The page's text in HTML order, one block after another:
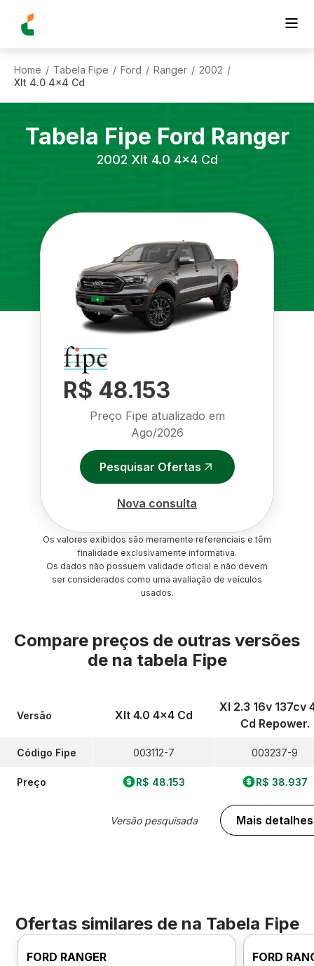
Home / Tabela Fipe / Ford / Ranger / 2002 /
Xlt 4.0 4x4 Cd
Tabela Fipe Ford Ranger
2002 Xlt 4.0 4x4 Cd
R$ 48.153
Preço Fipe atualizado em
Ago/2026
Pesquisar Ofertas
Nova consulta
Os valores exibidos são meramente referenciais e têm
finalidade exclusivamente informativa.
Os dados não possuem validade oficial e não devem
ser considerados como uma avaliação de veículos
usados.
Compare preços de outras versões
de na tabela Fipe
Versão
Código Fipe
Preço
Xlt 4.0 4x4 Cd
003112-7
R$ 48.153
Versão pesquisada
Xl 2.3 16v 137cv
Cd Repower.
003237-9
R$ 38.937
Mais detalhes
Ofertas similares de na Tabela Fipe
FORD RANGER FORD